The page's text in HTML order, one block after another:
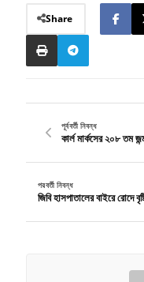
Share
পূর্ববর্তী নিবন্ধ
কার্ল মার্কসের ২০৮ তম
পরবর্তী নিবন্ধ
জিবি হাসপাতালের বাইরে রোদে